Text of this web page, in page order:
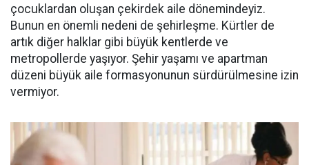
çocuklardan oluşan çekirdek aile dönemindeyiz.
Bunun en önemli nedeni de şehirleşme. Kürtler de
artık diğer halklar gibi büyük kentlerde ve
metropollerde yaşıyor. Şehir yaşamı ve apartman
düzeni büyük aile formasyonunun sürdürülmesine izin
vermiyor.